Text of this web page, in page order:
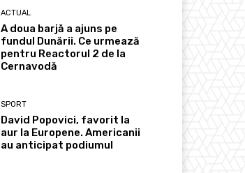
ACTUAL
A doua barjă a ajuns pe
fundul Dunării. Ce urmează
pentru Reactorul 2 de la
Cernavodă
SPORT
David Popovici, favorit la
aur la Europene. Americanii
au anticipat podiumul